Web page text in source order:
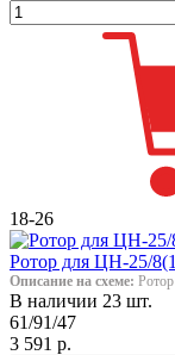
18-26
Ротор для ЦН-25/
Описание на схеме:
В наличии 23 шт.
61/91/47
3 591 р.